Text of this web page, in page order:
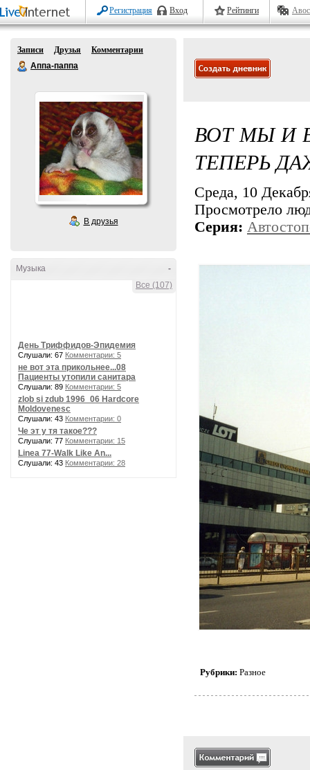
Регистрация Вход Рейтинги
Записи Друзья
Комментарии
Аппа-паппа
В друзья
-
Музыка
Все (107)
День Триффидов-Эпидемия
Слушали: 67 Комментарии: 5
не вот эта прикольнее...08
Пациенты утопили санитара
Слушали: 89 Комментарии: 5
zlob si zdub 1996_06 Hardcore
Moldovenesc
Слушали: 43 Комментарии: 0
Че эт у тя такое???
Слушали: 77 Комментарии: 15
Linea 77-Walk Like An...
Слушали: 43 Комментарии: 28
ВОТ МЫ И
ТЕПЕРЬ
Среда, 10
Просмотрело
Серия:
Рубрики: Разное